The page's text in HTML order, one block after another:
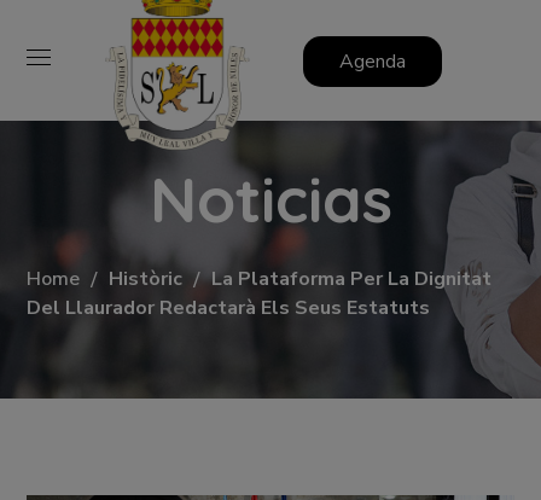
Agenda
Noticias
Home Històric
La Plataforma Per La Dignitat
Del Llaurador Redactarà Els Seus Estatuts